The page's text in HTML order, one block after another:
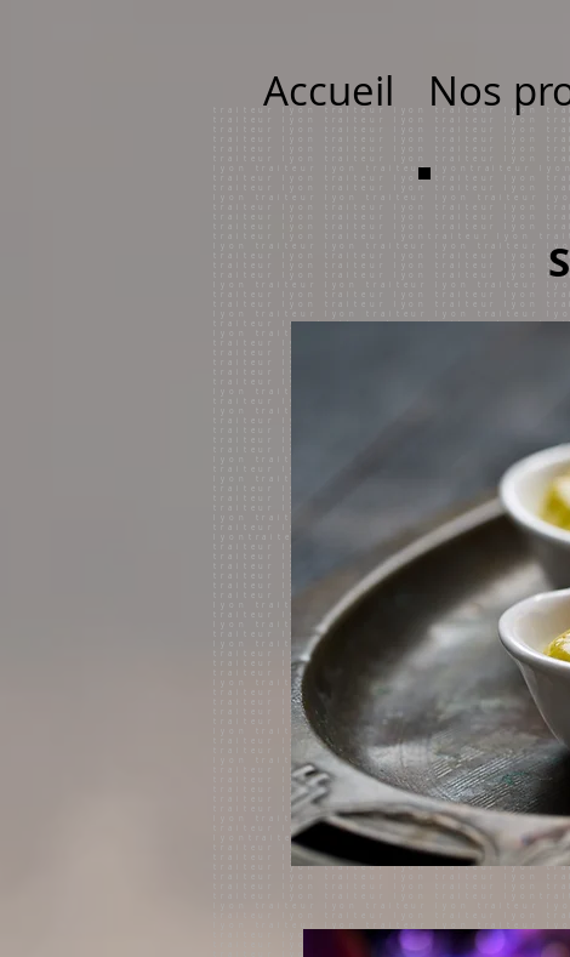
Accueil Nos
traiteur lyon traiteur lyon traiteur lyon traiteur lyon traiteur lyon traiteur lyon traiteur lyon traiteur lyon traiteur lyon traiteur lyon traiteur lyon traiteur lyon traiteur lyon traiteur lyon traiteur lyon traiteur lyon traiteur lyon traiteur lyon traiteur lyon traiteur lyon traiteur lyon traiteur lyon traiteur lyon traiteur lyon traiteur lyon traiteur lyon traiteur lyon traiteur lyon traiteur lyon traiteur lyon traiteur lyon traiteur lyon traiteur lyon traiteur lyon traiteur lyon traiteur lyon traiteur lyon traiteur lyon traiteur lyon traiteur lyon traiteur lyon traiteur lyon traiteur lyon traiteur lyon traiteur lyon traiteur lyon traiteur lyon traiteur lyon traiteur lyon traiteur lyon traiteur lyon traiteur lyon traiteur lyon traiteur lyon traiteur lyon traiteur lyontraiteur lyon traiteur lyon traiteur lyon traiteur lyon traiteur lyon traiteur lyon traiteur lyontraiteur lyon traiteur lyon traiteur lyon traiteur lyon traiteur lyon traiteur lyon traiteur lyontraiteur lyon traiteur lyon traiteur lyon traiteur lyon traiteur lyon traiteur lyon traiteur lyon traiteur lyon traiteur lyon traiteur lyon traiteur lyon traiteur lyon traiteur lyon traiteur lyon traiteur lyon traiteur lyon traiteur lyon traiteur lyon traiteur lyon traiteur lyon traiteur lyon traiteur lyon traiteur lyon traiteur lyon traiteur lyon traiteur lyon traiteur lyon traiteur lyon traiteur lyon traiteur lyon traiteur lyon traiteur lyon traiteur lyon traiteur lyon traiteur lyon traiteur lyon traiteur lyon traiteur lyon traiteur lyon traiteur lyon traiteur lyon traiteur lyon traiteur lyon traiteur lyon traiteur lyon traiteur lyon traiteur lyon traiteur lyon traiteur lyon traiteur lyon traiteur lyon traiteur lyon traiteur lyon traiteur lyon traiteur lyon traiteur lyon traiteur lyon traiteur lyon traiteur lyon traiteur lyon traiteur lyon traiteur lyon traiteur lyontraiteur lyon traiteur lyon traiteur lyon traiteur lyon traiteur lyon traiteur lyon traiteur lyontraiteur lyon traiteur lyon traiteur lyon traiteur lyon traiteur lyon traiteur lyon traiteur lyontraiteur lyon traiteur lyon traiteur lyon traiteur lyon traiteur lyon traiteur lyon traiteur lyon traiteur lyon traiteur lyon traiteur lyon traiteur lyon traiteur lyon traiteur lyon traiteur lyon traiteur lyon traiteur lyon traiteur lyon traiteur lyon traiteur lyon traiteur lyon traiteur lyon traiteur lyon traiteur lyon traiteur lyon traiteur lyon traiteur lyon traiteur lyon traiteur lyon traiteur lyon traiteur lyon traiteur lyon traiteur lyon traiteur lyon traiteur lyon traiteur lyon traiteur lyon traiteur lyon traiteur lyon traiteur lyon traiteur lyon traiteur lyon traiteur lyon traiteur lyon traiteur lyon traiteur lyon traiteur lyon traiteur lyon traiteur lyon traiteur lyon traiteur lyon traiteur lyon traiteur lyon traiteur lyon traiteur lyon traiteur lyon traiteur lyon traiteur lyon traiteur lyon traiteur lyon traiteur lyon traiteur lyon traiteur lyon traiteur lyontraiteur lyon traiteur lyon traiteur lyon traiteur lyon traiteur lyon traiteur lyon traiteur lyontraiteur lyon traiteur lyon traiteur lyon traiteur lyon traiteur lyon traiteur lyon traiteur